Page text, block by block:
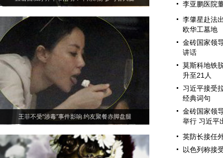
李亚鹏医院
李肇星赴法
欧华工墓地
金砖国家领
讲话
莫斯科地铁
升至21人
习近平接受
经典词句
金砖国家领
举行 习近平
英防长接任
以色列称接
王菲不受“涉毒”事件影响 约友聚餐赤脚盘腿